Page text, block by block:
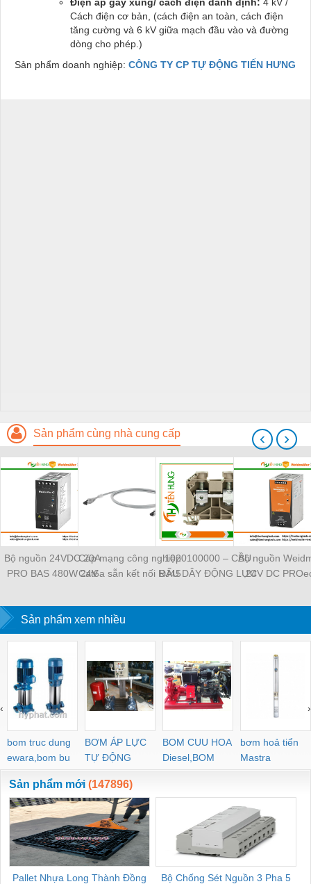
Cách điện cơ bản, (cách điện an toàn, cách điện
tăng cường và 6 kV giữa mạch đầu vào và đường
dòng cho phép.)
Sản phẩm doanh nghiệp: CÔNG TY CP TỰ ĐỘNG TIẾN HƯNG
Sản phẩm cùng nhà cung cấp
Bộ nguồn 24VDC 20A
PRO BAS 480W 24V
Weidmuller -
TIENHUNGTECH
Cáp mạng công nghiệp
Cat6a sẵn kết nối RJ45
C6FP8LD0050M40M40-
D — 1165940050
1020100000 – CẦU
ĐẤU DÂY ĐỘNG LỰC
WEIDMULLER –
Bộ nguồn
24V DC
‹ ›
Sản phẩm xem nhiều
bom truc dung
ewara,bom bu
ewara
BƠM ÁP LỰC
TỰ ĐỘNG
BOM CUU HOA
Diesel,BOM
CHUA CHAY
bơm hoả tiển
Mastra
‹ ›
Sản phẩm mới (147896)
Pallet Nhựa Long Thành Đồng
Bộ Chống Sét Nguồn 3 Pha 5